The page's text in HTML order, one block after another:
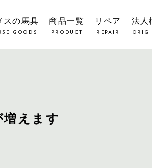
スの馬具
GOODS
商品一覧
PRODUCT
リペア
REPAIR
法人
えます